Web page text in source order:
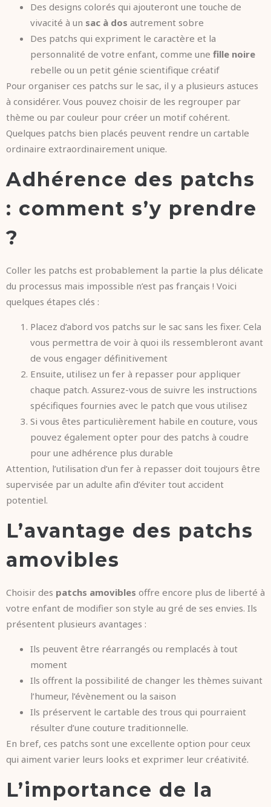
Des designs colorés qui ajouteront une touche de
vivacité à un sac à dos autrement sobre
Des patchs qui expriment le caractère et la
personnalité de votre enfant, comme une fille noire
rebelle ou un petit génie scientifique créatif
Pour organiser ces patchs sur le sac, il y a plusieurs astuces
à considérer. Vous pouvez choisir de les regrouper par
thème ou par couleur pour créer un motif cohérent.
Quelques patchs bien placés peuvent rendre un cartable
ordinaire extraordinairement unique.
Adhérence des patchs
: comment s’y prendre
?
Coller les patchs est probablement la partie la plus délicate
du processus mais impossible n’est pas français ! Voici
quelques étapes clés :
Placez d’abord vos patchs sur le sac sans les fixer. Cela
vous permettra de voir à quoi ils ressembleront avant
de vous engager définitivement
Ensuite, utilisez un fer à repasser pour appliquer
chaque patch. Assurez-vous de suivre les instructions
spécifiques fournies avec le patch que vous utilisez
Si vous êtes particulièrement habile en couture, vous
pouvez également opter pour des patchs à coudre
pour une adhérence plus durable
Attention, l’utilisation d’un fer à repasser doit toujours être
supervisée par un adulte afin d’éviter tout accident
potentiel.
L’avantage des patchs
amovibles
Choisir des patchs amovibles offre encore plus de liberté à
votre enfant de modifier son style au gré de ses envies. Ils
présentent plusieurs avantages :
Ils peuvent être réarrangés ou remplacés à tout
moment
Ils offrent la possibilité de changer les thèmes suivant
l’humeur, l’évènement ou la saison
Ils préservent le cartable des trous qui pourraient
résulter d’une couture traditionnelle.
En bref, ces patchs sont une excellente option pour ceux
qui aiment varier leurs looks et exprimer leur créativité.
L’importance de la